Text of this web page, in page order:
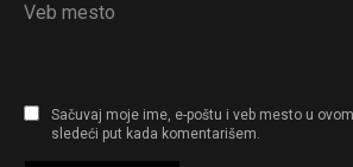
Veb mesto
Sačuvaj moje ime, e-poštu i veb mesto u
sledeći put kada komentarišem.